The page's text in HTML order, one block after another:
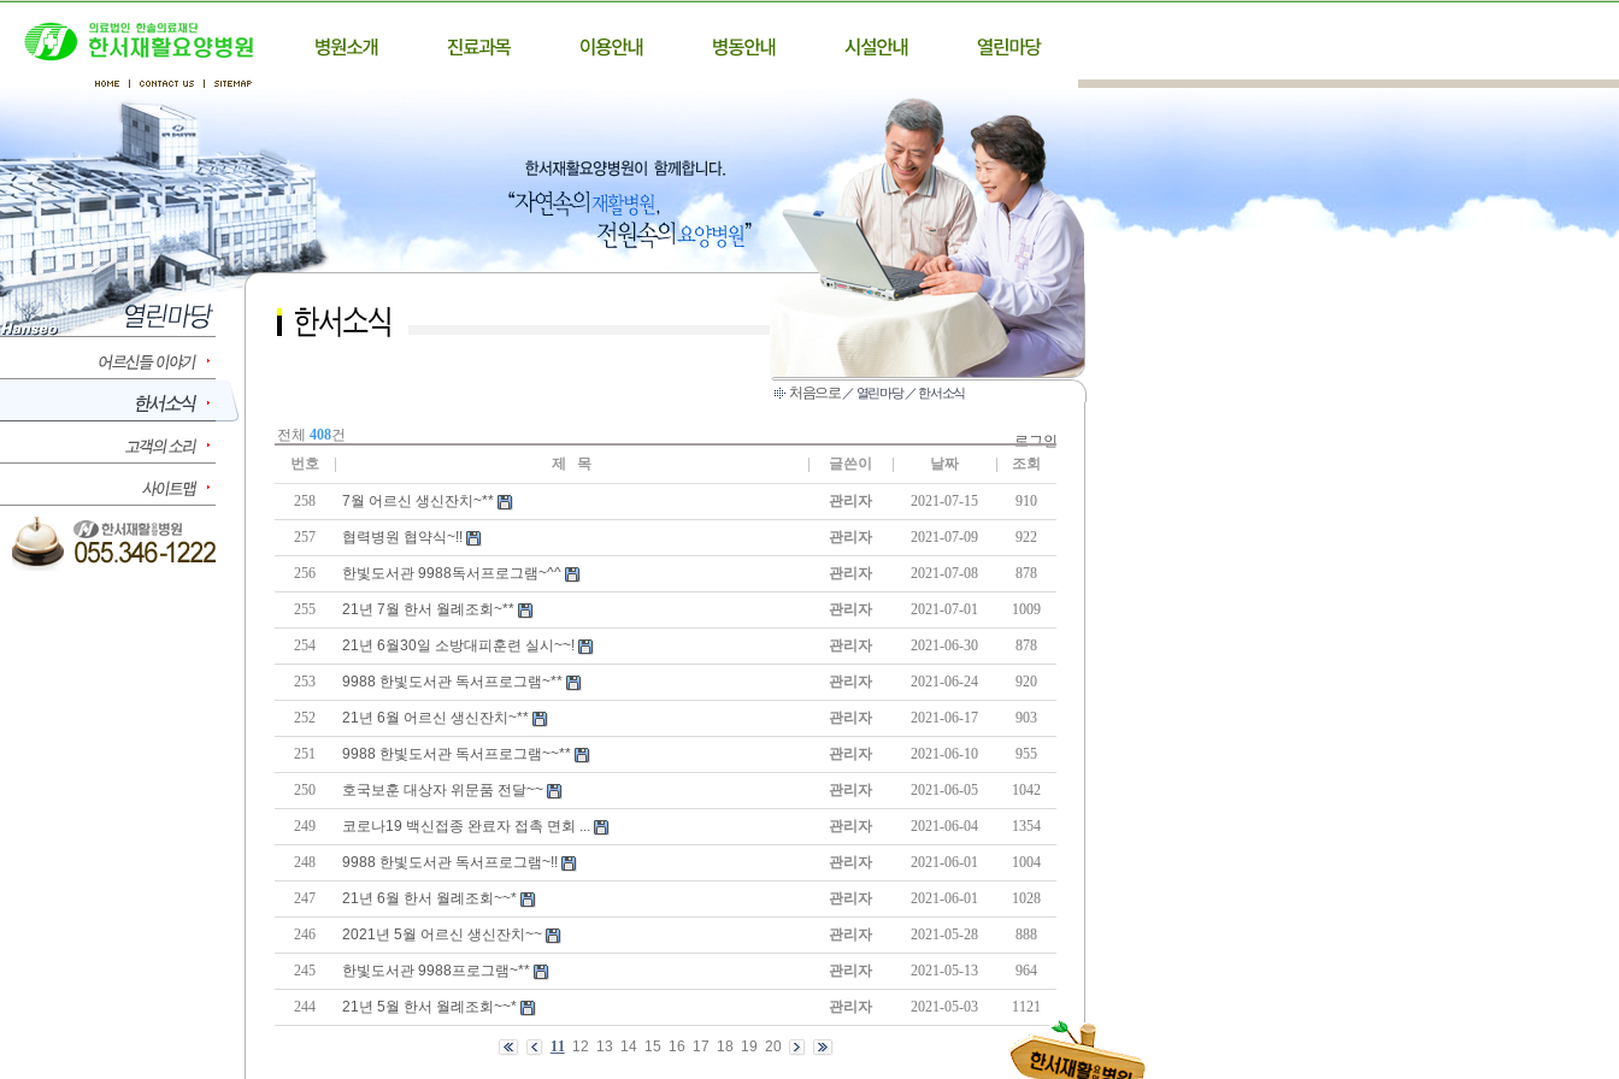
처음으로 ／ 열린마당 ／ 한서소식
전체 408건
로그인
번호
제 목 글쓴이 날짜 조회
258 7월 어르신 생신잔치~** 관리자 2021-07-15 910
257 협력병원 협약식~!! 관리자 2021-07-09 922
256 한빛도서관 9988독서프로그램~^^ 관리자 2021-07-08 878
255 21년 7월 한서 월례조회~** 관리자 2021-07-01 1009
254 21년 6월30일 소방대피훈련 실시~~! 관리자 2021-06-30 878
253 9988 한빛도서관 독서프로그램~** 관리자 2021-06-24 920
252 21년 6월 어르신 생신잔치~** 관리자 2021-06-17 903
251 9988 한빛도서관 독서프로그램~~** 관리자 2021-06-10 955
250 호국보훈 대상자 위문품 전달~~ 관리자 2021-06-05 1042
249 코로나19 백신접종 완료자 접촉 면회 ... 관리자 2021-06-04 1354
248 9988 한빛도서관 독서프로그램~!! 관리자 2021-06-01 1004
247 21년 6월 한서 월례조회~~* 관리자 2021-06-01 1028
246 2021년 5월 어르신 생신잔치~~ 관리자 2021-05-28 888
245 한빛도서관 9988프로그램~** 관리자 2021-05-13 964
244 21년 5월 한서 월례조회~~* 관리자 2021-05-03 1121
11 12 13 14 15 16 17 18 19 20